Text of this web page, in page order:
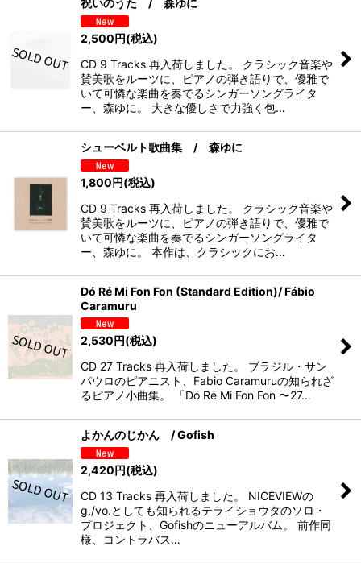
祝いのうた / 森ゆに
2,500円(税込)
CD 9 Tracks 再入荷しました。 クラシック音楽や
賛美歌をルーツに、ピアノの弾き語りで、優雅で
いて可憐な楽曲を奏でるシンガーソングライタ
ー、森ゆに。 大きな優しさで力強く包…
シューベルト歌曲集 / 森ゆに
1,800円(税込)
CD 9 Tracks 再入荷しました。 クラシック音楽や
賛美歌をルーツに、ピアノの弾き語りで、優雅で
いて可憐な楽曲を奏でるシンガーソングライタ
ー、森ゆに。 本作は、クラシックにお…
Dó Ré Mi Fon Fon (Standard Edition)/ Fábio
Caramuru
2,530円(税込)
CD 27 Tracks 再入荷しました。 ブラジル・サン
パウロのピアニスト、Fabio Caramuruの知られざ
るピアノ小曲集。 「Dó Ré Mi Fon Fon 〜27…
よかんのじかん / Gofish
2,420円(税込)
CD 13 Tracks 再入荷しました。 NICEVIEWの
g./vo.としても知られるテライショウタのソロ・
プロジェクト、Gofishのニューアルバム。 前作同
様、コントラバス…